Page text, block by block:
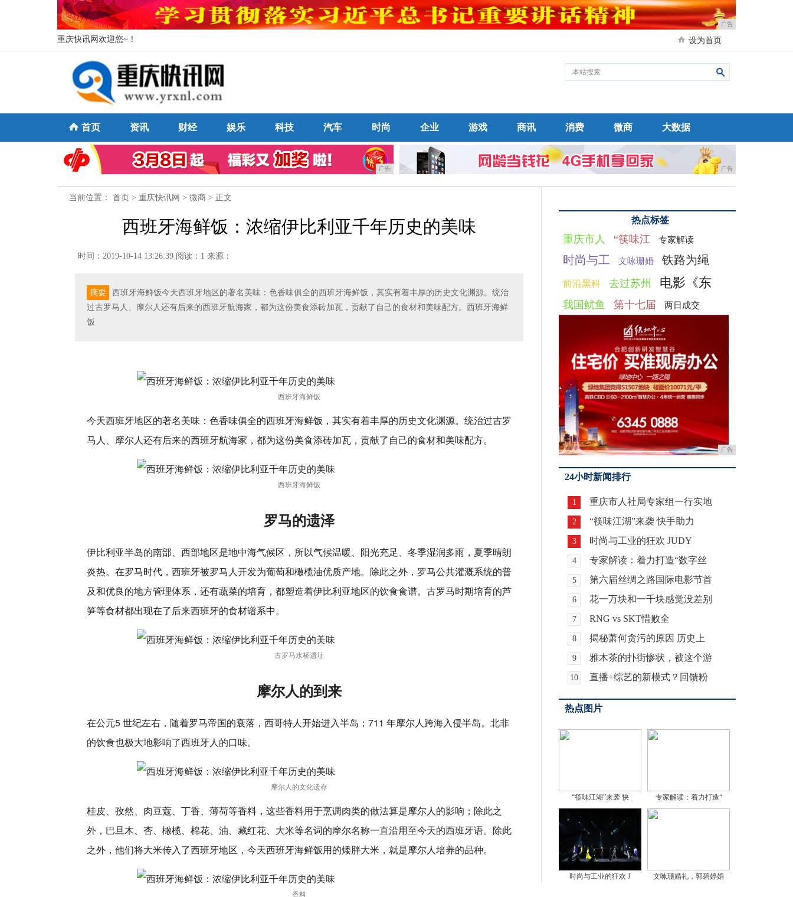
广告
重庆快讯网欢迎您~！ 设为首页
首页 资讯 财经 娱乐 科技 汽车 时尚 企业 游戏 商讯 消费 微商 大数据
广告 广告
当前位置： 首页 > 重庆快讯网 > 微商 > 正文
西班牙海鲜饭：浓缩伊比利亚千年历史的美味
时间：2019-10-14 13:26:39 阅读：1 来源：
摘要
西班牙海鲜饭今天西班牙地区的著名美味：色香味俱全的西班牙海鲜饭，其实有着丰厚的历史文化渊源。统治
过古罗马人、摩尔人还有后来的西班牙航海家，都为这份美食添砖加瓦，贡献了自己的食材和美味配方。西班牙海鲜
饭
西班牙海鲜饭
今天西班牙地区的著名美味：色香味俱全的西班牙海鲜饭，其实有着丰厚的历史文化渊源。统治过古罗
马人、摩尔人还有后来的西班牙航海家，都为这份美食添砖加瓦，贡献了自己的食材和美味配方。
西班牙海鲜饭
罗马的遗泽
伊比利亚半岛的南部、西部地区是地中海气候区，所以气候温暖、阳光充足、冬季湿润多雨，夏季晴朗
炎热。在罗马时代，西班牙被罗马人开发为葡萄和橄榄油优质产地。除此之外，罗马公共灌溉系统的普
及和优良的地方管理体系，还有蔬菜的培育，都塑造着伊比利亚地区的饮食食谱。古罗马时期培育的芦
笋等食材都出现在了后来西班牙的食材谱系中。
古罗马水桥遗址
摩尔人的到来
在公元5 世纪左右，随着罗马帝国的衰落，西哥特人开始进入半岛；711 年摩尔人跨海入侵半岛。北非
的饮食也极大地影响了西班牙人的口味。
摩尔人的文化遗存
桂皮、孜然、肉豆蔻、丁香、薄荷等香料，这些香料用于烹调肉类的做法算是摩尔人的影响；除此之
外，巴旦木、杏、橄榄、棉花、油、藏红花、大米等名词的摩尔名称一直沿用至今天的西班牙语。除此
之外，他们将大米传入了西班牙地区，今天西班牙海鲜饭用的矮胖大米，就是摩尔人培养的品种。
香料
热点标签
重庆市人 “筷味江 专家解读
时尚与工 文咏珊婚 铁路为绳
前沿黑科 去过苏州 电影《东
我国鱿鱼 第十七届 两日成交
广告
24小时新闻排行
1 重庆市人社局专家组一行实地
2 “筷味江湖”来袭 快手助力
3 时尚与工业的狂欢 JUDY
4 专家解读：着力打造“数字丝
5 第六届丝绸之路国际电影节首
6 花一万块和一千块感觉没差别
7 RNG vs SKT惜败全
8 揭秘萧何贪污的原因 历史上
9 雅木茶的扑街惨状，被这个游
10 直播+综艺的新模式？回馈粉
热点图片
“筷味江湖”来袭 快 专家解读：着力打造“
时尚与工业的狂欢 J 文咏珊婚礼，郭碧婷婚